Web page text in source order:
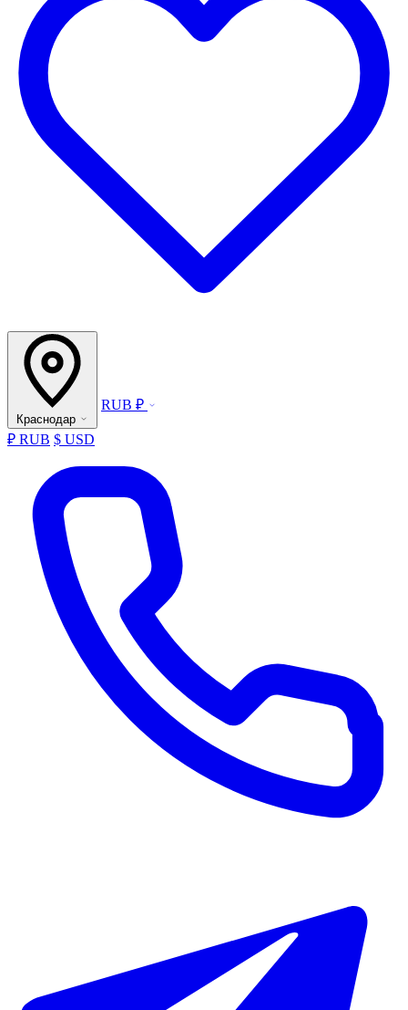
Краснодар
RUB ₽
₽ RUB $ USD